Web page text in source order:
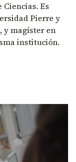
Ciencias. Es
Pierre y
y magíster en
institución.